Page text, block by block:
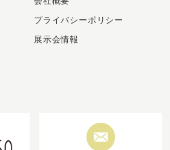
プライバシーポリシー
展示会情報